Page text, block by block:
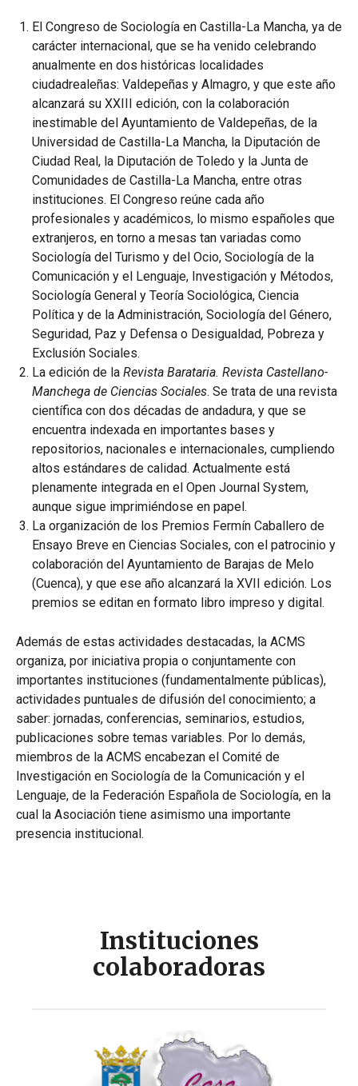
El Congreso de Sociología en Castilla-La Mancha, ya de
carácter internacional, que se ha venido celebrando
anualmente en dos históricas localidades
ciudadrealeñas: Valdepeñas y Almagro, y que este año
alcanzará su XXIII edición, con la colaboración
inestimable del Ayuntamiento de Valdepeñas, de la
Universidad de Castilla-La Mancha, la Diputación de
Ciudad Real, la Diputación de Toledo y la Junta de
Comunidades de Castilla-La Mancha, entre otras
instituciones. El Congreso reúne cada año
profesionales y académicos, lo mismo españoles que
extranjeros, en torno a mesas tan variadas como
Sociología del Turismo y del Ocio, Sociología de la
Comunicación y el Lenguaje, Investigación y Métodos,
Sociología General y Teoría Sociológica, Ciencia
Política y de la Administración, Sociología del Género,
Seguridad, Paz y Defensa o Desigualdad, Pobreza y
Exclusión Sociales.
La edición de la Revista Barataria. Revista Castellano-
Manchega de Ciencias Sociales. Se trata de una revista
científica con dos décadas de andadura, y que se
encuentra indexada en importantes bases y
repositorios, nacionales e internacionales, cumpliendo
altos estándares de calidad. Actualmente está
plenamente integrada en el Open Journal System,
aunque sigue imprimiéndose en papel.
La organización de los Premios Fermín Caballero de
Ensayo Breve en Ciencias Sociales, con el patrocinio y
colaboración del Ayuntamiento de Barajas de Melo
(Cuenca), y que ese año alcanzará la XVII edición. Los
premios se editan en formato libro impreso y digital.
Además de estas actividades destacadas, la ACMS
organiza, por iniciativa propia o conjuntamente con
importantes instituciones (fundamentalmente públicas),
actividades puntuales de difusión del conocimiento; a
saber: jornadas, conferencias, seminarios, estudios,
publicaciones sobre temas variables. Por lo demás,
miembros de la ACMS encabezan el Comité de
Investigación en Sociología de la Comunicación y el
Lenguaje, de la Federación Española de Sociología, en la
cual la Asociación tiene asimismo una importante
presencia institucional.
Instituciones
colaboradoras